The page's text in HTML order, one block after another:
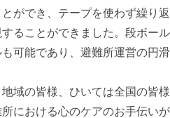
ができ、テープを使わず繰り返
ることができました。段ボール
可能であり、避難所運営の円滑
域の皆様、ひいては全国の皆様
における心のケアのお手伝いが